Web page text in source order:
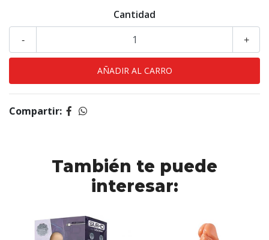
Cantidad
+
-
Compartir:
También te puede
interesar: